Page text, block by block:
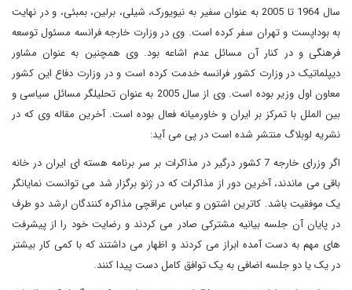
سال 1964 تا 2005 به عنوان سفیر به نیویورک، شیلی، برلین، بمبئی، و در نهایت
به بوداپست و تهران سفر کرده است. وی در وزارت خارجه فرانسه مسئول توسعه
فرهنگی و در کنار آن مسائل عدم اشاعه بود. وی همچنین به عنوان مشاور
دیپلماتیک در وزارت کشور فرانسه خدمت کرده است و در وزارت دفاع این کشور
معاون اول وزیر بوده است. وی از سال 2005 به عنوان تحلیلگر مسائل سیاسی و
بین الملل با تمرکز بر ایران و خاورمیانه فعال بوده است. آخرین مقاله وی که در
نشریه لوبلاگ منتشر شده است در پی می آید:
اگر وزرای خارجه 7 کشور درگیر در مذاکرات بر سر برنامه هسته ای ایران در خانه
باقی می ماندند، آخرین دور از مذاکرات که در ژنو برگزار شد می توانست نمایانگر
یک موفقیت باشد. کاترین اشتون و عباس عراقچی مذاکره کنندگان ارشد دو طرف
در پایان آن جلسه بیانیه مشترکی صادر می کردند و رضایت خود را از پیشرفت
های مهم به دست آمده ابراز می کردند و اظهار می داشتند که با کمی کار بیشتر
در یک یا دو جلسه اضافی به یک توافق کامل دست پیدا کنند.